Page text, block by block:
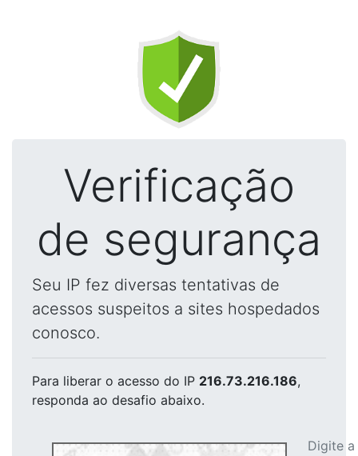
Verificação
de segurança
Seu IP fez diversas tentativas de
acessos suspeitos a sites hospedados
conosco.
Para liberar o acesso do IP 216.73.216.186,
responda ao desafio abaixo.
Digite